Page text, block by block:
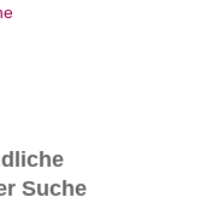
Suche